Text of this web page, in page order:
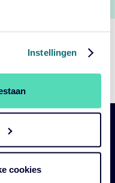
Instellingen
cookies
team staat klaar om
te geven.